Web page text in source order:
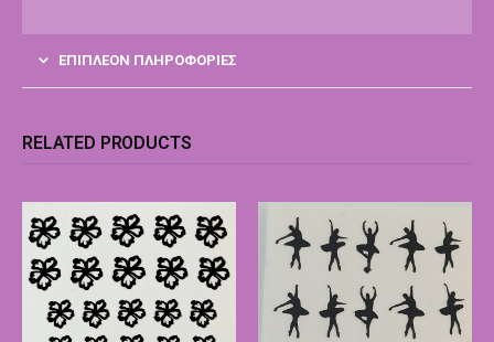
ΕΠΙΠΛΈΟΝ ΠΛΗΡΟΦΟΡΊΕΣ
RELATED PRODUCTS